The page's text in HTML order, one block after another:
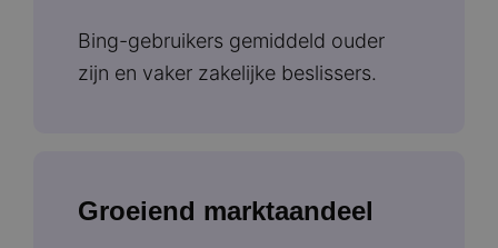
Bing-gebruikers gemiddeld ouder
zijn en vaker zakelijke beslissers.
Groeiend marktaandeel